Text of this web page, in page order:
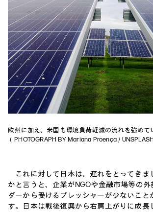
欧州に加え、米国も環境負荷軽減の流れを強めて
（PHOTOGRAPH BY Mariana Proença /
これに対して日本は、遅れをとってきま
かと言うと、企業がNGOや金融市場等の
ダーから受けるプレッシャーが少ないこと
す。日本は戦後復興から右肩上がりに成長